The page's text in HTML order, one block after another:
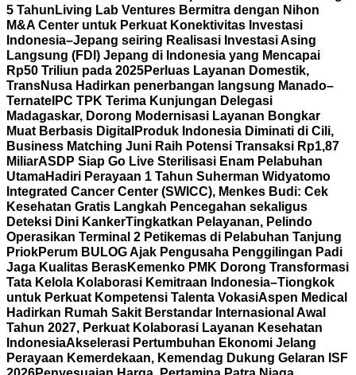
5 Tahun Living Lab Ventures Bermitra dengan Nihon
M&A Center untuk Perkuat Konektivitas Investasi
Indonesia–Jepang seiring Realisasi Investasi Asing
Langsung (FDI) Jepang di Indonesia yang Mencapai
Rp50 Triliun pada 2025Perluas Layanan Domestik,
TransNusa Hadirkan penerbangan langsung Manado–
Ternate IPC TPK Terima Kunjungan Delegasi
Madagaskar, Dorong Modernisasi Layanan Bongkar
Muat Berbasis Digital Produk Indonesia Diminati di Cili,
Business Matching Juni Raih Potensi Transaksi Rp1,87
MiliarASDP Siap Go Live Sterilisasi Enam Pelabuhan
UtamaHadiri Perayaan 1 Tahun Suherman Widyatomo
Integrated Cancer Center (SWICC), Menkes Budi: Cek
Kesehatan Gratis Langkah Pencegahan sekaligus
Deteksi Dini KankerTingkatkan Pelayanan, Pelindo
Operasikan Terminal 2 Petikemas di Pelabuhan Tanjung
PriokPerum BULOG Ajak Pengusaha Penggilingan Padi
Jaga Kualitas BerasKemenko PMK Dorong Transformasi
Tata Kelola Kolaborasi Kemitraan Indonesia–Tiongkok
untuk Perkuat Kompetensi Talenta VokasiAspen Medical
Hadirkan Rumah Sakit Berstandar Internasional Awal
Tahun 2027, Perkuat Kolaborasi Layanan Kesehatan
IndonesiaAkselerasi Pertumbuhan Ekonomi Jelang
Perayaan Kemerdekaan, Kemendag Dukung Gelaran ISF